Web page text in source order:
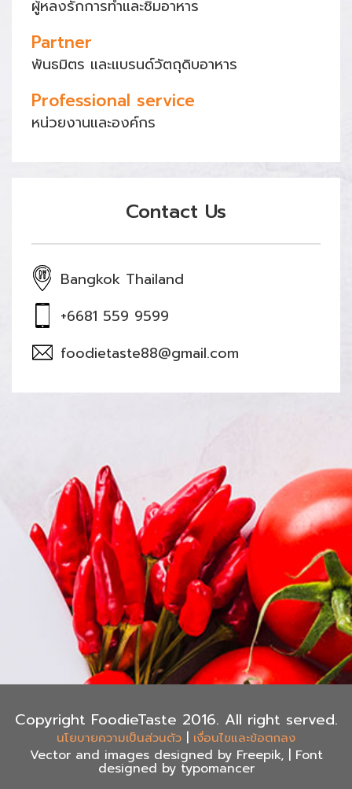
ผู้หลงรักการทำและชิมอาหาร
Partner
พันธมิตร และแบรนด์วัตถุดิบอาหาร
Professional service
หน่วยงานและองค์กร
Contact Us
Bangkok Thailand
+6681 559 9599
foodietaste88@gmail.com
Copyright FoodieTaste 2016. All right served.
นโยบายความเป็นส่วนตัว | เงื่อนไขและข้อตกลง
Vector and images designed by Freepik, | Font
designed by typomancer